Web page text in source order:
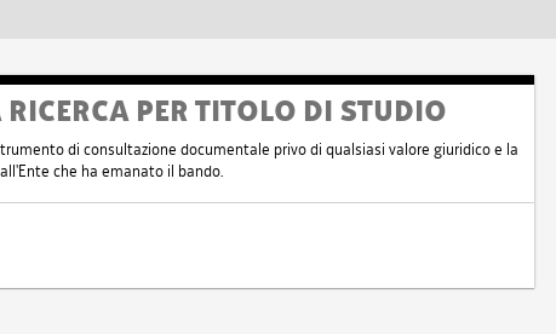
PER TITOLO DI STUDIO
di consultazione documentale privo di qualsiasi valore giuridico e la
che ha emanato il bando.